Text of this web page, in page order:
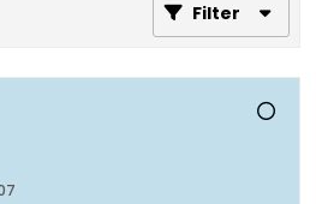
Filter